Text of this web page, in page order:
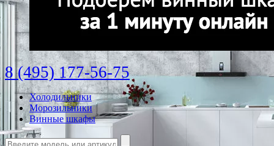
8 (495) 177-56-75
Холодильники
Морозильники
Винные шкафы